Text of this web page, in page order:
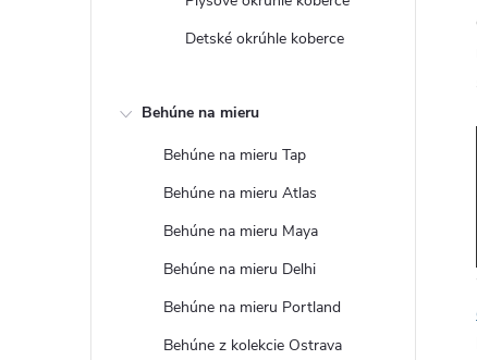
Detské okrúhle koberce
Behúne na mieru
Behúne na mieru Tap
Behúne na mieru Atlas
Behúne na mieru Maya
Behúne na mieru Delhi
Behúne na mieru Portland
Behúne z kolekcie Ostrava